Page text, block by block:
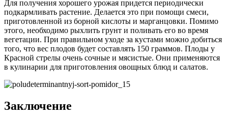
Для получения хорошего урожая придется периодически
подкармливать растение. Делается это при помощи смеси,
приготовленной из борной кислоты и марганцовки. Помимо
этого, необходимо рыхлить грунт и поливать его во время
вегетации. При правильном уходе за кустами можно добиться
того, что вес плодов будет составлять 150 граммов. Плоды у
Красной стрелы очень сочные и мясистые. Они применяются
в кулинарии для приготовления овощных блюд и салатов.
Заключение